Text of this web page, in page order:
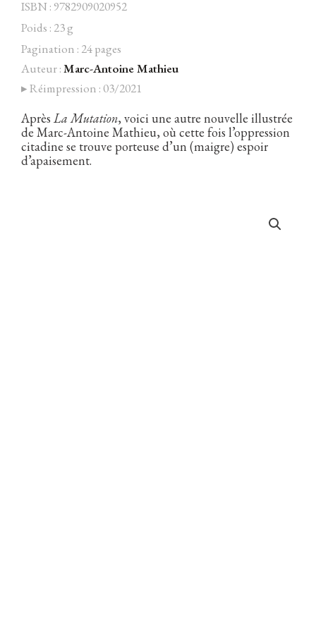
Facebook Instagram Twitter
incandescence
ISBN : 9782909020952
Poids : 23 g
Pagination : 24 pages
Auteur :Marc-Antoine Mathieu
▸ Réimpression : 03/2021
AprèsLa Mutation, voici une autre nouvelle illustrée
de Marc-Antoine Mathieu, où cette fois l’oppression
citadine se trouve porteuse d’un (maigre) espoir
d’apaisement.